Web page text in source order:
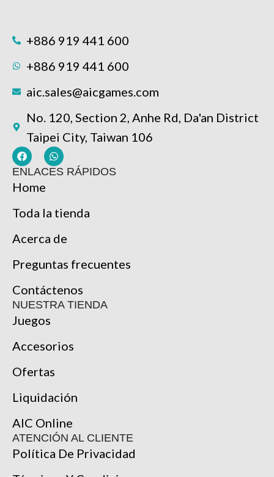
+886 919 441 600
+886 919 441 600
aic.sales@aicgames.com
No. 120, Section 2, Anhe Rd, Da'an District
Taipei City, Taiwan 106
ENLACES RÁPIDOS
Home
Toda la tienda
Acerca de
Preguntas frecuentes
Contáctenos
NUESTRA TIENDA
Juegos
Accesorios
Ofertas
Liquidación
AIC Online
ATENCIÓN AL CLIENTE
Política De Privacidad